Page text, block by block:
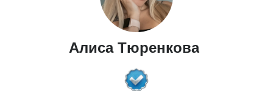
Алиса Тюренкова